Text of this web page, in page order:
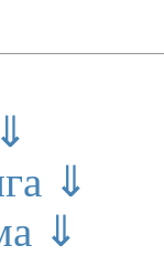
⇓
⇓